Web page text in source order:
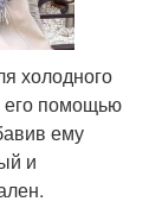
холодного
его помощью
ему
и